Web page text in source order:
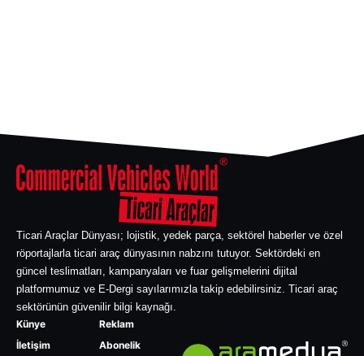
Ticari Araçlar Dünyası; lojistik, yedek parça, sektörel haberler ve özel
röportajlarla ticari araç dünyasının nabzını tutuyor. Sektördeki en
güncel teslimatları, kampanyaları ve fuar gelişmelerini dijital
platformumuz ve E-Dergi sayılarımızla takip edebilirsiniz. Ticari araç
sektörünün güvenilir bilgi kaynağı.
Künye
İletişim
Reklam
Abonelik